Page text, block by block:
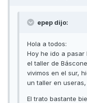
epep dijo:
Hola a todos:
Hoy he ido a pasar
el taller de
vivimos en el sur,
un taller en useras,
El trato bastante